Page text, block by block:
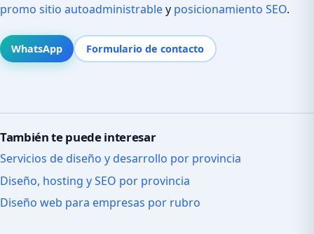
promo sitio autoadministrabley posicionamiento SEO.
WhatsApp Formulario de contacto
También te puede interesar
Servicios de diseño y desarrollo por provincia
Diseño, hosting y SEO por provincia
Diseño web para empresas por rubro